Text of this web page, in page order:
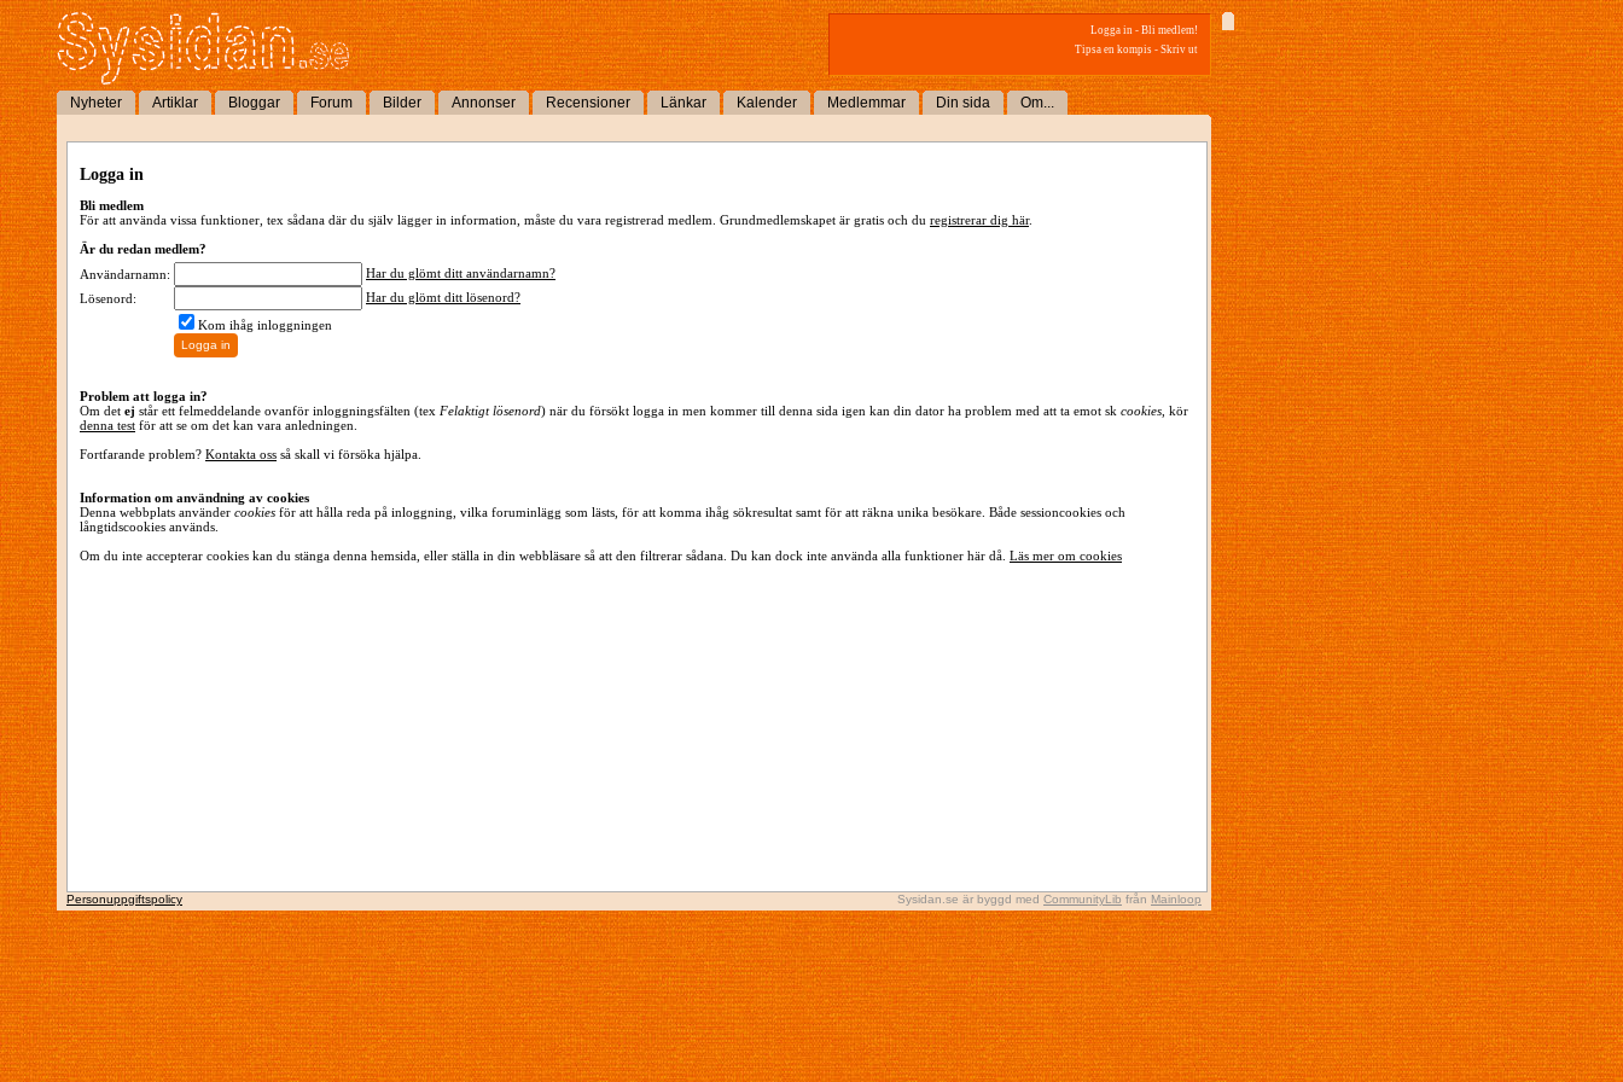
Logga in - Bli medlem!
Tipsa en kompis - Skriv ut
Nyheter Artiklar Bloggar Forum Bilder Annonser Recensioner Länkar Kalender Medlemmar Din sida Om...
Logga in
Bli medlem
För att använda vissa funktioner, tex sådana där du själv lägger in information, måste du vara registrerad medlem. Grundmedlemskapet är gratis och du registrerar dig här.
Är du redan medlem?
Användarnamn:
Har du glömt ditt användarnamn?
Lösenord:
Har du glömt ditt lösenord?
Kom ihåg inloggningen
Problem att logga in?
Om det ej står ett felmeddelande ovanför inloggningsfälten (tex Felaktigt lösenord) när du försökt logga in men kommer till denna sida igen kan din dator ha problem med att ta emot sk cookies , kör
denna test för att se om det kan vara anledningen.
Fortfarande problem? Kontakta oss så skall vi försöka hjälpa.
Information om användning av cookies
Denna webbplats använder cookies för att hålla reda på inloggning, vilka foruminlägg som lästs, för att komma ihåg sökresultat samt för att räkna unika besökare. Både sessioncookies och
långtidscookies används.
Om du inte accepterar cookies kan du stänga denna hemsida, eller ställa in din webbläsare så att den filtrerar sådana. Du kan dock inte använda alla funktioner här då. Läs mer om cookies
Sysidan.se är byggd med CommunityLib från Mainloop
Personuppgiftspolicy